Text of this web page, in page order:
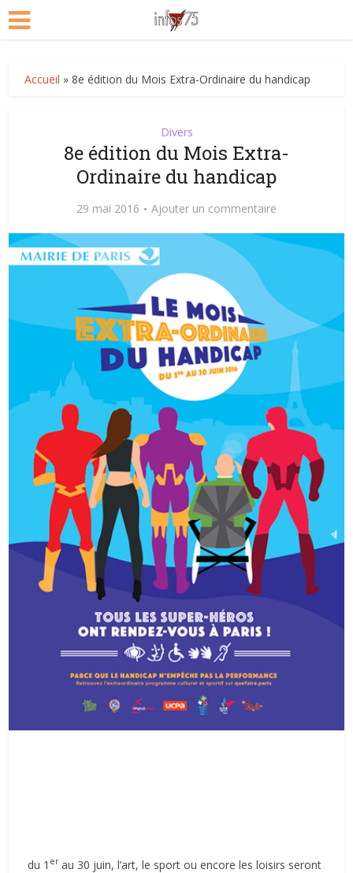
Accueil »8e édition du Mois Extra-Ordinaire du handicap
Divers
8e édition du Mois Extra-
Ordinaire du handicap
29 mai 2016 Ajouter un commentaire
du 1 erau 30 juin, l’art, le sport ou encore les loisirs seront